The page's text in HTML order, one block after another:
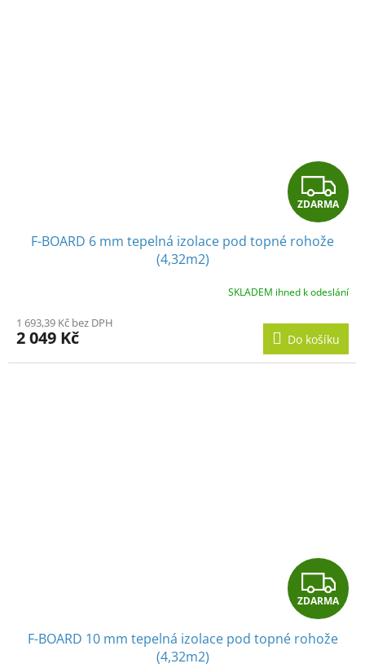
Z
D
R
M
A
ZDARMA
F-BOARD 6 mm tepelná izolace pod topné rohože
(4,32m2)
SKLADEM ihned k odeslání
1 693,39 Kč bez DPH
2 049 Kč Do košíku
Z
D
A
ZDARMA
F-BOARD 10 mm tepelná izolace pod topné rohože
(4,32m2)